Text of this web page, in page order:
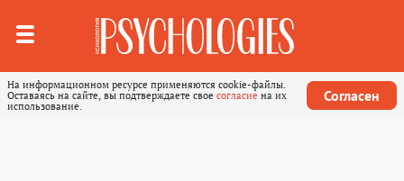
На информационном ресурсе применяются cookie-файлы.
Оставаясь на сайте, вы подтверждаете свое согласие на их
использование.
Согласен